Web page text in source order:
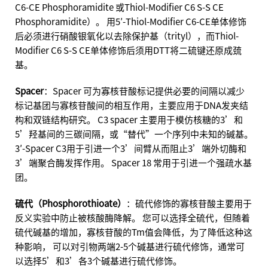
C6-CE Phosphoramidite 或Thiol-Modifier C6 S-S CE
Phosphoramidite）。 用5′-Thiol-Modifier C6-CE单体修饰
后必须进行硝酸银氧化以去除保护基（trityl），而Thiol-
Modifier C6 S-S CE单体修饰后须用DTT将二硫键还原成巯
基。
Spacer：Spacer 可为寡核苷酸标记提供必要的间隔以减少
标记基团与寡核苷酸间的相互作用，主要应用于DNA发夹结
构和双链结构研究。 C3 spacer 主要用于模仿核糖的3’和
5’羟基间的三碳间隔，或“替代”一个序列中未知的碱基。
3′-Spacer C3用于引进一个3’间臂从而阻止3’端外切酶和
3’端聚合酶发挥作用。 Spacer 18 常用于引进一个强疏水基
团。
硫代（Phosphorothioate） ：硫代修饰的寡核苷酸主要用于
反义实验中防止被核酸酶降解。 您可以选择全硫代，但随着
硫代碱基的增加，寡核苷酸的Tm值会降低，为了降低这种这
种影响， 可以对引物两端2-5个碱基进行硫代修饰，通常可
以选择5’和3’各3个碱基进行硫代修饰。